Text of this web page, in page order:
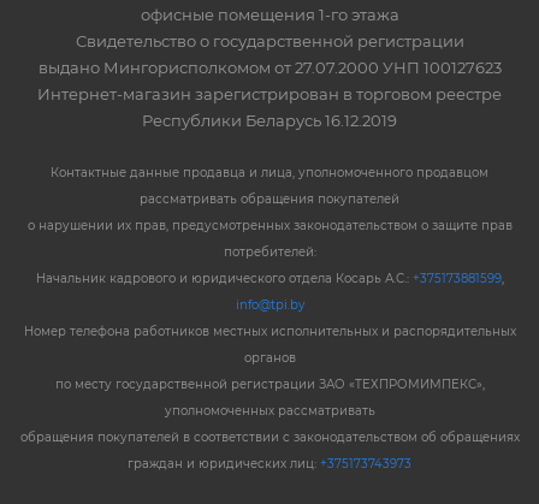
офисные помещения 1-го этажа
Свидетельство о государственной регистрации
выдано Мингорисполкомом от 27.07.2000 УНП 100127623
Интернет-магазин зарегистрирован в торговом реестре
Республики Беларусь 16.12.2019
Контактные данные продавца и лица, уполномоченного продавцом
рассматривать обращения покупателей
о нарушении их прав, предусмотренных законодательством о защите прав
потребителей:
Начальник кадрового и юридического отдела Косарь А.С.: +375173881599,
info@tpi.by
Номер телефона работников местных исполнительных и распорядительных
органов
по месту государственной регистрации ЗАО «ТЕХПРОМИМПЕКС»,
уполномоченных рассматривать
обращения покупателей в соответствии с законодательством об обращениях
граждан и юридических лиц: +375173743973